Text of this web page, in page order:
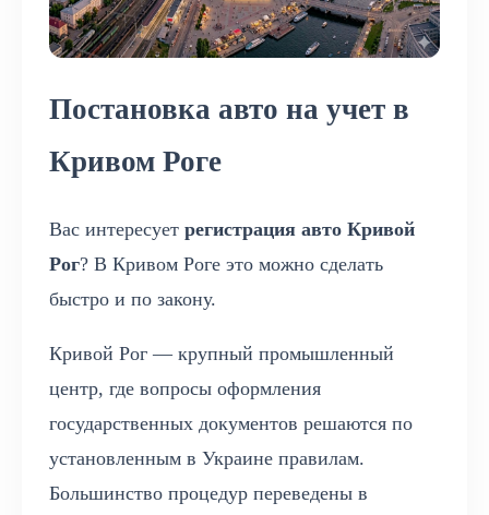
Постановка авто на учет в
Кривом Роге
Вас интересует регистрация авто Кривой
Рог? В Кривом Роге это можно сделать
быстро и по закону.
Кривой Рог — крупный промышленный
центр, где вопросы оформления
государственных документов решаются по
установленным в Украине правилам.
Большинство процедур переведены в